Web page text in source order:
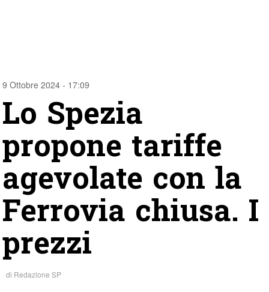
9 Ottobre 2024 - 17:09
Lo Spezia
propone tariffe
agevolate con la
Ferrovia chiusa. I
prezzi
di Redazione SP